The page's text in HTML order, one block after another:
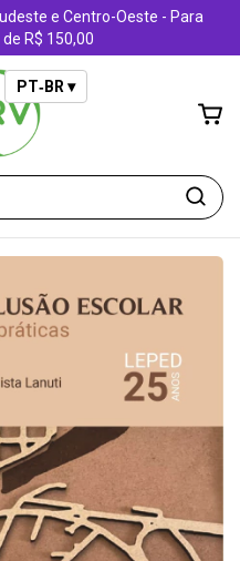
e Centro-Oeste - Para
R$ 150,00
PT‑BR ▾